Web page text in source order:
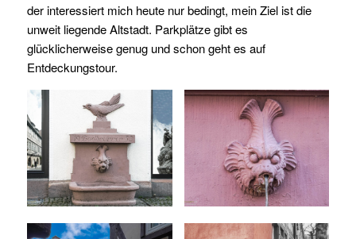
der interessiert mich heute nur bedingt, mein Ziel ist die
unweit liegende Altstadt. Parkplätze gibt es
glücklicherweise genug und schon geht es auf
Entdeckungstour.